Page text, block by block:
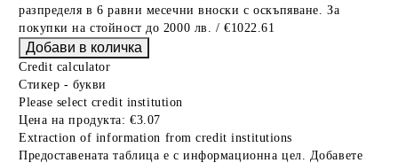
разпределя в 6 равни месечни вноски с оскъпяване. За
покупки на стойност до 2000 лв. / €1022.61
Credit calculator
Стикер - букви
Please select credit institution
Цена на продукта: €3.07
Extraction of information from credit institutions
Предоставената таблица е с информационна цел. Добавете